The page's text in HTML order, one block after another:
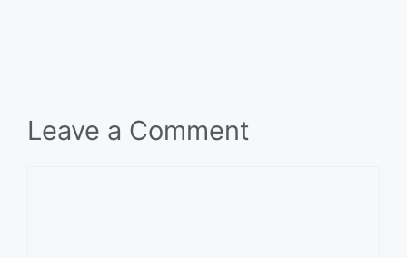
Leave a Comment